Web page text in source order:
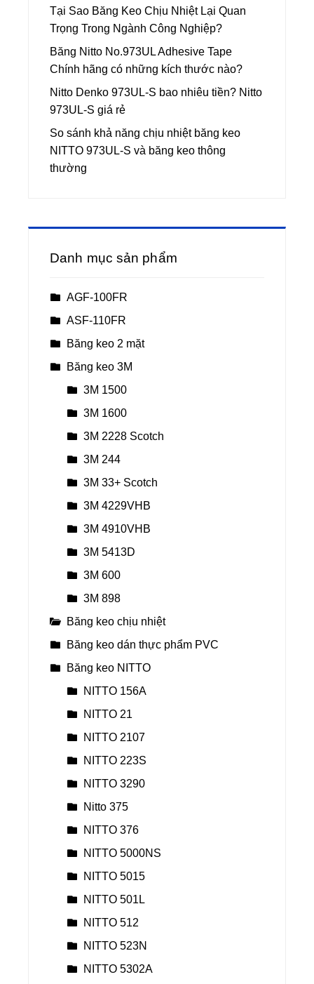
Tại Sao Băng Keo Chịu Nhiệt Lại Quan
Trọng Trong Ngành Công Nghiệp?
Băng Nitto No.973UL Adhesive Tape
Chính hãng có những kích thước nào?
Nitto Denko 973UL-S bao nhiêu tiền? Nitto
973UL-S giá rẻ
So sánh khả năng chịu nhiệt băng keo
NITTO 973UL-S và băng keo thông
thường
Danh mục sản phẩm
AGF-100FR
ASF-110FR
Băng keo 2 mặt
Băng keo 3M
3M 1500
3M 1600
3M 2228 Scotch
3M 244
3M 33+ Scotch
3M 4229VHB
3M 4910VHB
3M 5413D
3M 600
3M 898
Băng keo chịu nhiệt
Băng keo dán thực phẩm PVC
Băng keo NITTO
NITTO 156A
NITTO 21
NITTO 2107
NITTO 223S
NITTO 3290
Nitto 375
NITTO 376
NITTO 5000NS
NITTO 5015
NITTO 501L
NITTO 512
NITTO 523N
NITTO 5302A